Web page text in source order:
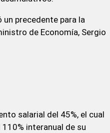
precedente para la
de Economía, Sergio
salarial del 45%, el cual
interanual de su